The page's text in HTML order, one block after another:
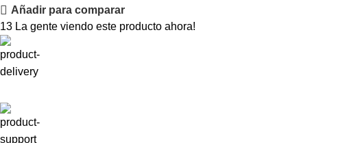
Añadir para comparar
13 La gente viendo este producto ahora!